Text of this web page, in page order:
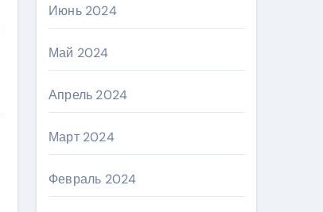
Июнь 2024
Май 2024
Апрель 2024
Март 2024
Февраль 2024